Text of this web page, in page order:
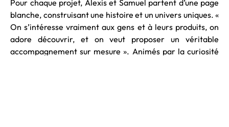
Pour chaque projet, Alexis et Samuel partent d’une page
blanche, construisant une histoire et un univers uniques. «
On s’intéresse vraiment aux gens et à leurs produits, on
adore découvrir, et on veut proposer un véritable
accompagnement sur mesure ». Animés par la curiosité